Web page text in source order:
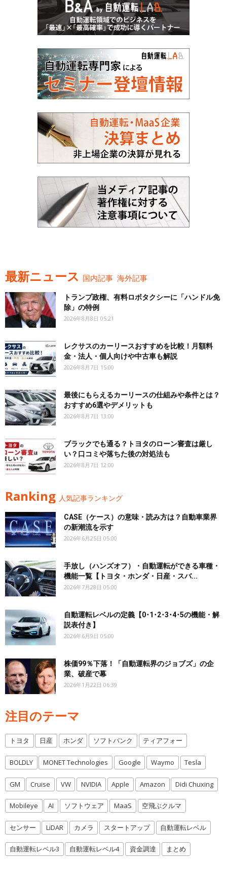
最新ニュース 国内記事 海外記事
トランプ政権、有料ロボタクシーに「ハンドル免
除」の特例
2026年8月8日 05:21
レクサスのカーリースおすすめを比較！月額料
金・法人・個人向けや中古車も解説
2026年8月7日 15:00
最後にもらえるカーリースの仕組みや条件とは？
おすすめ6選やデメリットも
2026年8月7日 13:00
ブラックでも通る？トヨタのローン審査は厳し
い？口コミや落ちた後の対処法も
2026年8月7日 12:00
Ranking 人気記事ランキング
CASE（ケース）の意味・読み方は？自動車業界
の新潮流を示す
2026年6月25日 05:00
手放し（ハンズオフ）・自動運転ができる車種・
機能一覧【トヨタ・ホンダ・日産・スバ...
2026年7月28日 05:00
自動運転レベルの定義【0･1･2･3･4･5の機能・解
説表付き】
2026年6月9日 05:00
株価99％下落！「自動運転界のジョブズ」の企
業、破産で幕
2026年1月22日 06:39
注目のテーマ
トヨタ 日産 ホンダ ソフトバンク ティアフォー
BOLDLY MONET Technologies Google Waymo Tesla
GM Cruise VW NVIDIA Apple Amazon Didi Chuxing
Mobileye AI ソフトウェア MaaS 空飛ぶクルマ
センサー LiDAR カメラ スタートアップ 自動運転レベル
自動運転レベル3 自動運転レベル4 資金調達 まとめ